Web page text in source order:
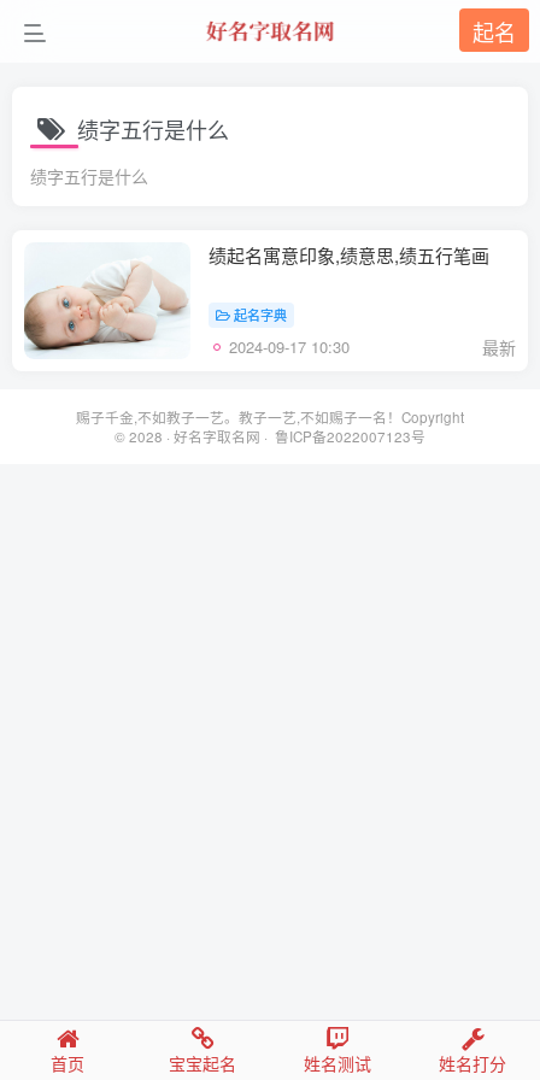
起名
绩字五行是什么
绩字五行是什么
绩起名寓意印象,绩意思,绩五行笔画
起名字典
2024-09-17 10:30 最新
赐子千金,不如教子一艺。教子一艺,不如赐子一名！Copyright
© 2028 · 好名字取名网 · 鲁ICP备2022007123号
首页 宝宝起名 姓名测试 姓名打分